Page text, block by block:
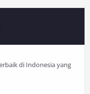
di Indonesia yang